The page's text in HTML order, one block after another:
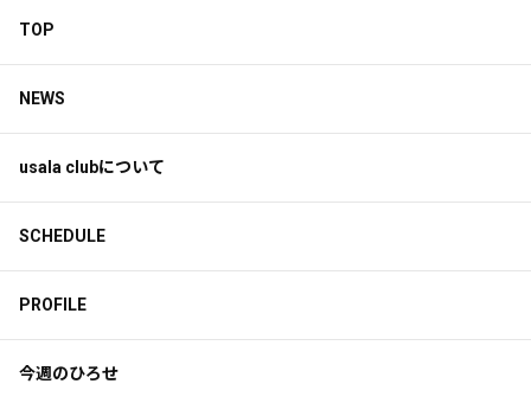
TOP
NEWS
usala clubについて
SCHEDULE
PROFILE
今週のひろせ